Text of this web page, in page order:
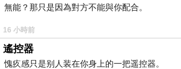
無能？那只是因為對方不能與你配合。
16 小時前
遙控器
愧疚感只是别人装在你身上的一把遥控器。